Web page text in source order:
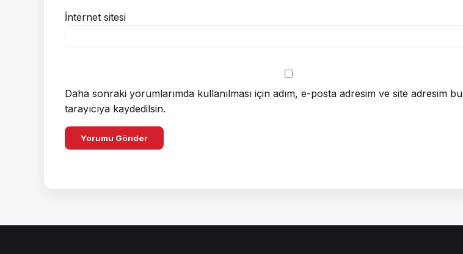
İnternet sitesi
Daha sonraki yorumlarımda kullanılması için adım, e-posta adresim ve site adresim bu
tarayıcıya kaydedilsin.